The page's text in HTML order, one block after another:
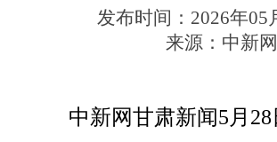
发布时间： 2026年05
来源： 中新
中新网甘肃新闻5月28